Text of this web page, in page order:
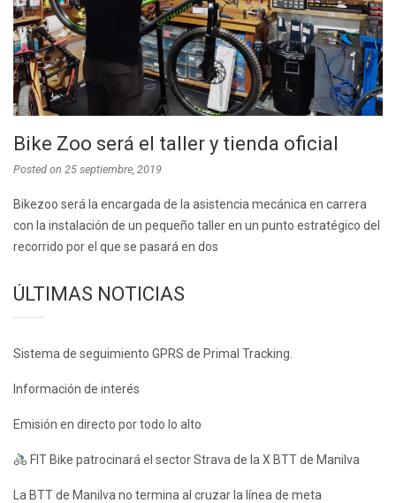
Bike Zoo será el taller y tienda oficial
Posted on 25 septiembre, 2019
Bikezoo será la encargada de la asistencia mecánica en carrera
con la instalación de un pequeño taller en un punto estratégico del
recorrido por el que se pasará en dos
ÚLTIMAS NOTICIAS
Sistema de seguimiento GPRS de Primal Tracking.
Información de interés
Emisión en directo por todo lo alto
FIT Bike patrocinará el sector Strava de la X BTT de Manilva
La BTT de Manilva no termina al cruzar la línea de meta